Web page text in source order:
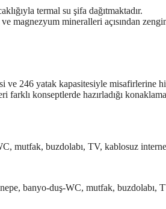
termal su şifa dağıtmaktadır.
magnezyum mineralleri açısından
ve 246 yatak kapasitesiyle misafirlerine
konseptlerde hazırladığı konaklama
mutfak, buzdolabı, TV, kablosuz
banyo-duş-WC, mutfak, buzdolabı,